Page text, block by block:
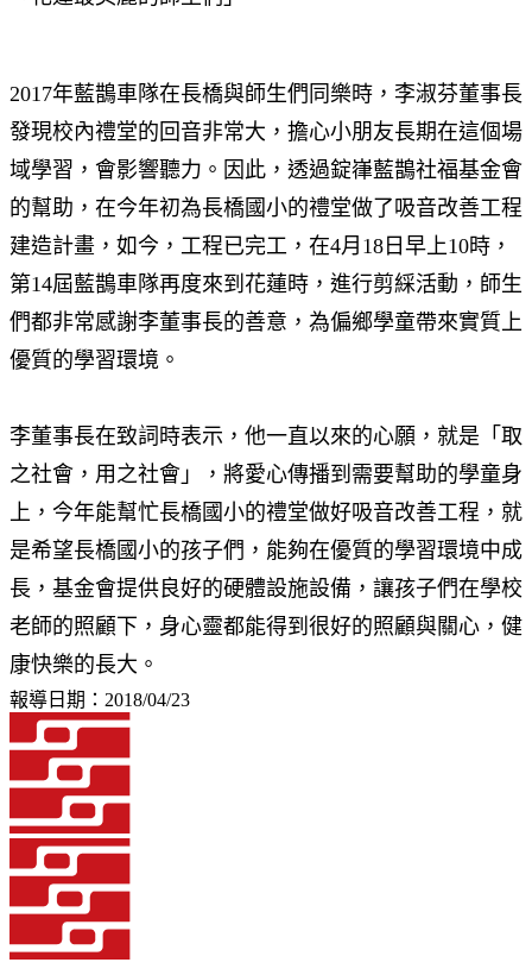
2017年藍鵲車隊在長橋與師生們同樂時，李淑芬董事長
發現校內禮堂的回音非常大，擔心小朋友長期在這個場
域學習，會影響聽力。因此，透過錠嵂藍鵲社福基金會
的幫助，在今年初為長橋國小的禮堂做了吸音改善工程
建造計畫，如今，工程已完工，在4月18日早上10時，
第14屆藍鵲車隊再度來到花蓮時，進行剪綵活動，師生
們都非常感謝李董事長的善意，為偏鄉學童帶來實質上
優質的學習環境。
李董事長在致詞時表示，他一直以來的心願，就是「取
之社會，用之社會」，將愛心傳播到需要幫助的學童身
上，今年能幫忙長橋國小的禮堂做好吸音改善工程，就
是希望長橋國小的孩子們，能夠在優質的學習環境中成
長，基金會提供良好的硬體設施設備，讓孩子們在學校
老師的照顧下，身心靈都能得到很好的照顧與關心，健
康快樂的長大。
報導日期：2018/04/23